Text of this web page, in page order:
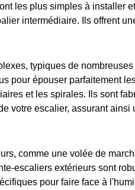
les plus simples à installer
intermédiaire. Ils offrent
typiques de
pour épouser parfaitement
et les spirales. Ils sont
votre escalier, assurant
comme une volée de
escaliers extérieurs sont
pour faire face à